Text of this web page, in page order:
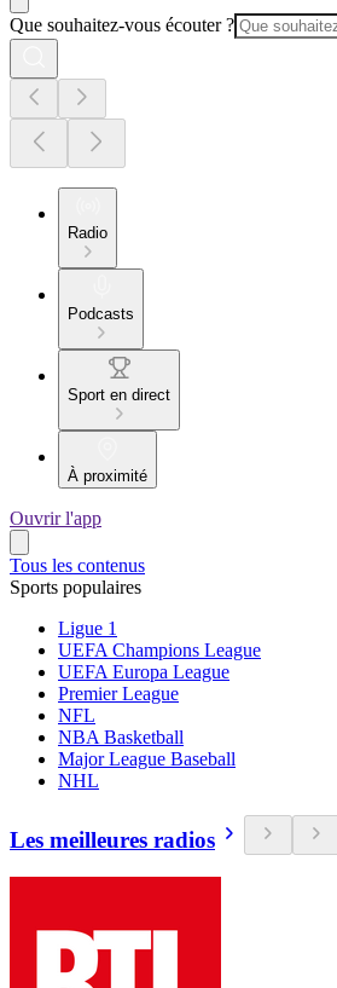
Que souhaitez-vous écouter ?
Radio
Podcasts
Sport en direct
À proximité
Ouvrir l'app
Tous les contenus
Sports populaires
Ligue 1
UEFA Champions League
UEFA Europa League
Premier League
NFL
NBA Basketball
Major League Baseball
NHL
Les meilleures radios